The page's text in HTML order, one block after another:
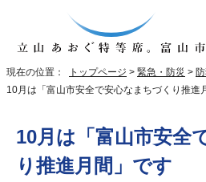
現在の位置： トップページ > 緊急・防災 >
10月は「富山市安全で安心なまちづくり推進
10月は「富山市安全
り推進月間」です